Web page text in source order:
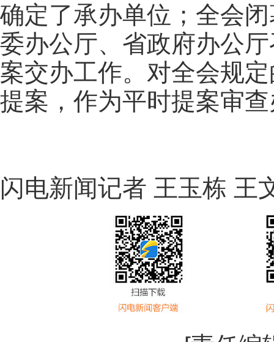
确定了承办单位；全会
委办公厅、省政府办公
案交办工作。对全会规
提案，作为平时提案审
闪电新闻记者 王玉栋 王